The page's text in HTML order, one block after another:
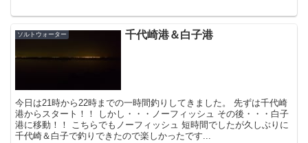
ソルトウォーター 千代崎港＆白子港
今日は21時から22時までの一時間釣りしてきました。 先ずは千代崎
港からスタート！！ しかし・・・ノーフィッシュ その後・・・白子
港に移動！！ こちらでもノーフィッシュ 短時間でしたが久しぶりに
千代崎＆白子で釣りできたので楽しかったです...